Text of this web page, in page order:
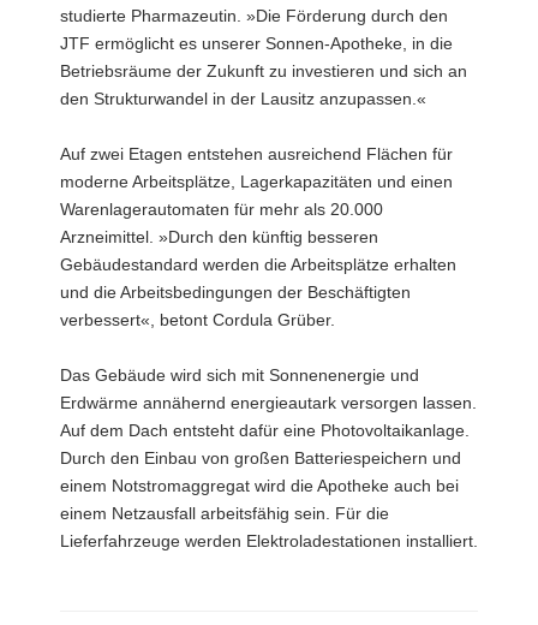
studierte Pharmazeutin. »Die Förderung durch den
JTF ermöglicht es unserer Sonnen-Apotheke, in die
Betriebsräume der Zukunft zu investieren und sich an
den Strukturwandel in der Lausitz anzupassen.«
Auf zwei Etagen entstehen ausreichend Flächen für
moderne Arbeitsplätze, Lagerkapazitäten und einen
Warenlagerautomaten für mehr als 20.000
Arzneimittel. »Durch den künftig besseren
Gebäudestandard werden die Arbeitsplätze erhalten
und die Arbeitsbedingungen der Beschäftigten
verbessert«, betont Cordula Grüber.
Das Gebäude wird sich mit Sonnenenergie und
Erdwärme annähernd energieautark versorgen lassen.
Auf dem Dach entsteht dafür eine Photovoltaikanlage.
Durch den Einbau von großen Batteriespeichern und
einem Notstromaggregat wird die Apotheke auch bei
einem Netzausfall arbeitsfähig sein. Für die
Lieferfahrzeuge werden Elektroladestationen installiert.